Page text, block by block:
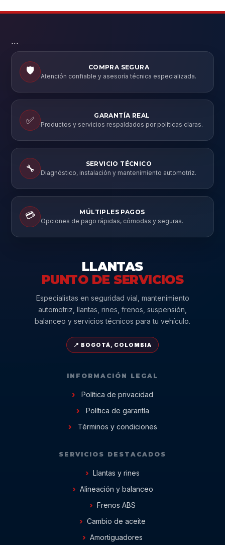
```
🛡️
COMPRA SEGURA
Atención confiable y asesoría técnica especializada.
✅
GARANTÍA REAL
Productos y servicios respaldados por políticas claras.
🔧
SERVICIO TÉCNICO
Diagnóstico, instalación y mantenimiento automotriz.
💳
MÚLTIPLES PAGOS
Opciones de pago rápidas, cómodas y seguras.
LLANTAS
PUNTO DE SERVICIOS
Especialistas en seguridad vial, mantenimiento
automotriz, llantas, rines, frenos, suspensión,
balanceo y servicios técnicos para tu vehículo.
📍 BOGOTÁ, COLOMBIA
INFORMACIÓN LEGAL
Política de privacidad
Política de garantía
Términos y condiciones
SERVICIOS DESTACADOS
Llantas y rines
Alineación y balanceo
Frenos ABS
Cambio de aceite
Amortiguadores